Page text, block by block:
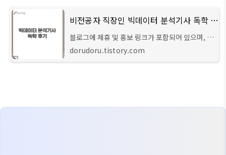
비전공자 직장인 빅데이터 분석기사 독학 합격 후기
블로그에 제휴 및 홍보 링크가 포함되어 있으며, 파
트너스 활동의 일환으로 일정액의 수수료를 받습
니다.전공과 관련없지만 요즘 빅데이터가 워낙 여
dorudoru.tistory.com